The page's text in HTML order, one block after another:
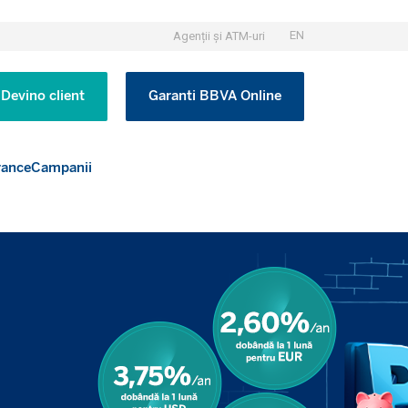
Agenții și ATM-uri EN
Devino client Garanti BBVA Online
Campanii